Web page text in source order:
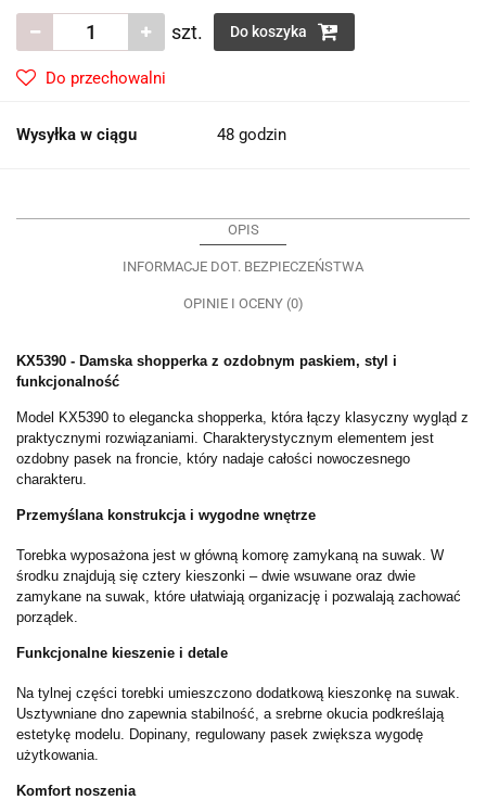
szt. Do koszyka
Do przechowalni
Wysyłka w ciągu 48 godzin
OPIS
INFORMACJE DOT. BEZPIECZEŃSTWA
OPINIE I OCENY (0)
KX5390 - Damska shopperka z ozdobnym paskiem, styl i
funkcjonalność
Model KX5390 to elegancka shopperka, która łączy klasyczny wygląd z
praktycznymi rozwiązaniami. Charakterystycznym elementem jest
ozdobny pasek na froncie, który nadaje całości nowoczesnego
charakteru.
Przemyślana konstrukcja i wygodne wnętrze
Torebka wyposażona jest w główną komorę zamykaną na suwak. W
środku znajdują się cztery kieszonki – dwie wsuwane oraz dwie
zamykane na suwak, które ułatwiają organizację i pozwalają zachować
porządek.
Funkcjonalne kieszenie i detale
Na tylnej części torebki umieszczono dodatkową kieszonkę na suwak.
Usztywniane dno zapewnia stabilność, a srebrne okucia podkreślają
estetykę modelu. Dopinany, regulowany pasek zwiększa wygodę
użytkowania.
Komfort noszenia